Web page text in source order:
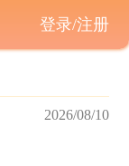
2026/08/10
登录/注册